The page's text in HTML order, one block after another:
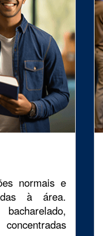
normais e
à área.